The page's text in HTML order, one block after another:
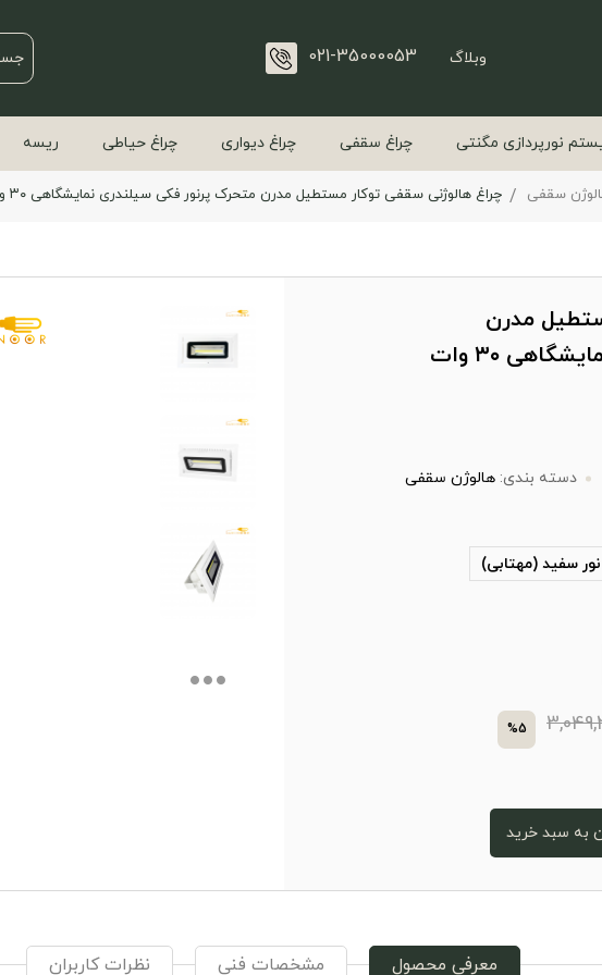
وبلاگ 021-35000053
نورپردازی مگنتی چراغ سقفی چراغ دیواری چراغ حیاطی ریسه
سقفی چراغ هالوژنی سقفی توکار مستطیل مدرن متحرک پرنور فکی سیلندری نمایشگاهی ۳۰ وات FEC کد 361
مدرن
متحرک پرنور فکی سیلندری نمایشگاهی ۳۰ وات
دسته بندی: هالوژن سقفی
نور سفید (مهتابی)
%5
به سبد خرید
معرفی محصول مشخصات فنی نظرات کاربران